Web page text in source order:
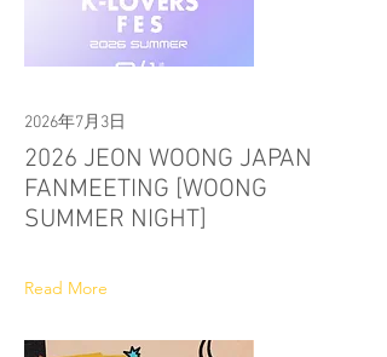
2026年7月3日
2026 JEON WOONG JAPAN
FANMEETING [WOONG
SUMMER NIGHT]
Read More